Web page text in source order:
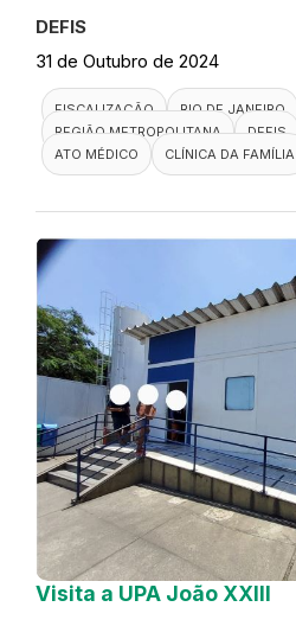
DEFIS
31 de Outubro de 2024
FISCALIZAÇÃO
RIO DE JANEIRO
REGIÃO METROPOLITANA
DEFIS
ATO MÉDICO
CLÍNICA DA FAMÍLIA
Visita a UPA João XXIII